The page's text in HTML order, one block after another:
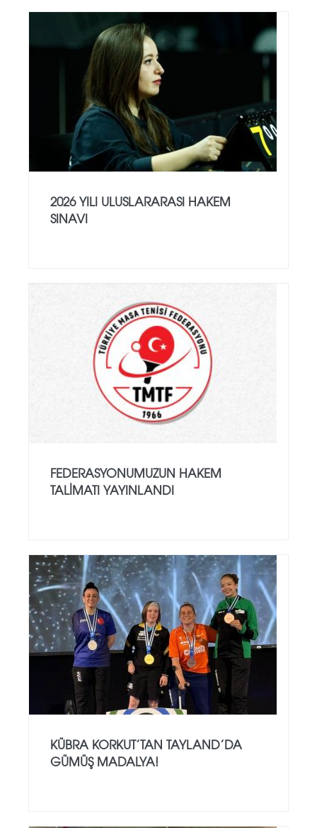
2026 YILI ULUSLARARASI HAKEM
SINAVI
FEDERASYONUMUZUN HAKEM
TALIMATI YAYINLANDI
KÜBRA KORKUT’TAN TAYLAND’DA
GÜMÜŞ MADALYA!